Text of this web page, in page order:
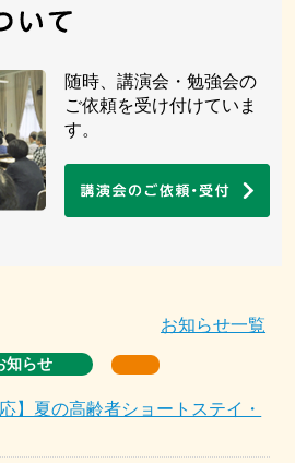
随時、講演会・勉強会の
ご依頼を受け付けていま
す。
お知らせ一覧
知らせ
】夏の高齢者ショートステイ・